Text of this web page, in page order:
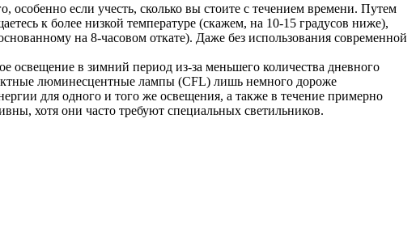
особенно если учесть, сколько вы стоите с течением времени. Путем
к более низкой температуре (скажем, на 10-15 градусов ниже),
на 8-часовом откате). Даже без использования современной
освещение в зимний период из-за меньшего количества дневного
люминесцентные лампы (CFL) лишь немного дороже
для одного и того же освещения, а также в течение примерно
хотя они часто требуют специальных светильников.